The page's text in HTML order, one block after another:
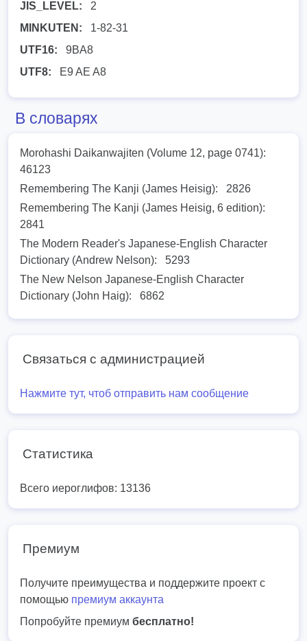
JIS_LEVEL:
2
MINKUTEN:
1-82-31
UTF16:
9BA8
UTF8:
E9 AE A8
В словарях
Morohashi Daikanwajiten (Volume 12, page 0741):
46123
Remembering The Kanji (James Heisig):
2826
Remembering The Kanji (James Heisig, 6 edition):
2841
The Modern Reader's Japanese-English Character
Dictionary (Andrew Nelson):
5293
The New Nelson Japanese-English Character
Dictionary (John Haig):
6862
Связаться с администрацией
Нажмите тут, чтоб отправить нам сообщение
Статистика
Всего иероглифов: 13136
Премиум
Получите преимущества и поддержите проект с
помощью премиум аккаунта
Попробуйте премиум бесплатно!